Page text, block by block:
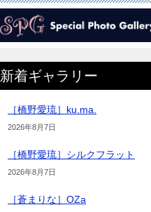
新着ギャラリー
［橋野愛琉］ku.ma.
2026年8月7日
［橋野愛琉］シルクフラット
2026年8月7日
［蒼まりな］OZa